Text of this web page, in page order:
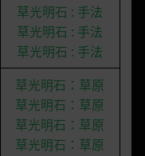
草光明石 : 手法
草光明石 : 手法
草光明石 : 手法
草光明石：草原
草光明石：草原
草光明石：草原
草光明石：草原